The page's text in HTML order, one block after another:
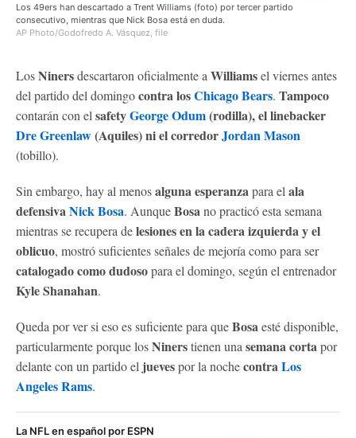
Los 49ers han descartado a Trent Williams (foto) por tercer partido
consecutivo, mientras que Nick Bosa está en duda.
AP Photo/Godofredo A. Vásquez, file
LosNinersdescartaron oficialmente a Williamsel viernes antes
del partido del domingocontra losChicago Bears. Tampoco
contarán con el safetyGeorge Odum(rodilla), el linebacker
Dre Greenlaw(Aquiles) ni el corredorJordan Mason
(tobillo).
Sin embargo, hay al menosalguna esperanzapara el ala
defensivaNick Bosa. AunqueBosano practicó esta semana
mientras se recupera delesiones en la cadera izquierda y el
oblicuo, mostró suficientes señales de mejoría como para ser
catalogado como dudosopara el domingo, según el entrenador
Kyle Shanahan.
Queda por ver si eso es suficiente para queBosaesté disponible,
particularmente porque losNinerstienen una semana cortapor
delante con un partido el juevespor la nochecontraLos
Angeles Rams.
La NFL en español por ESPN